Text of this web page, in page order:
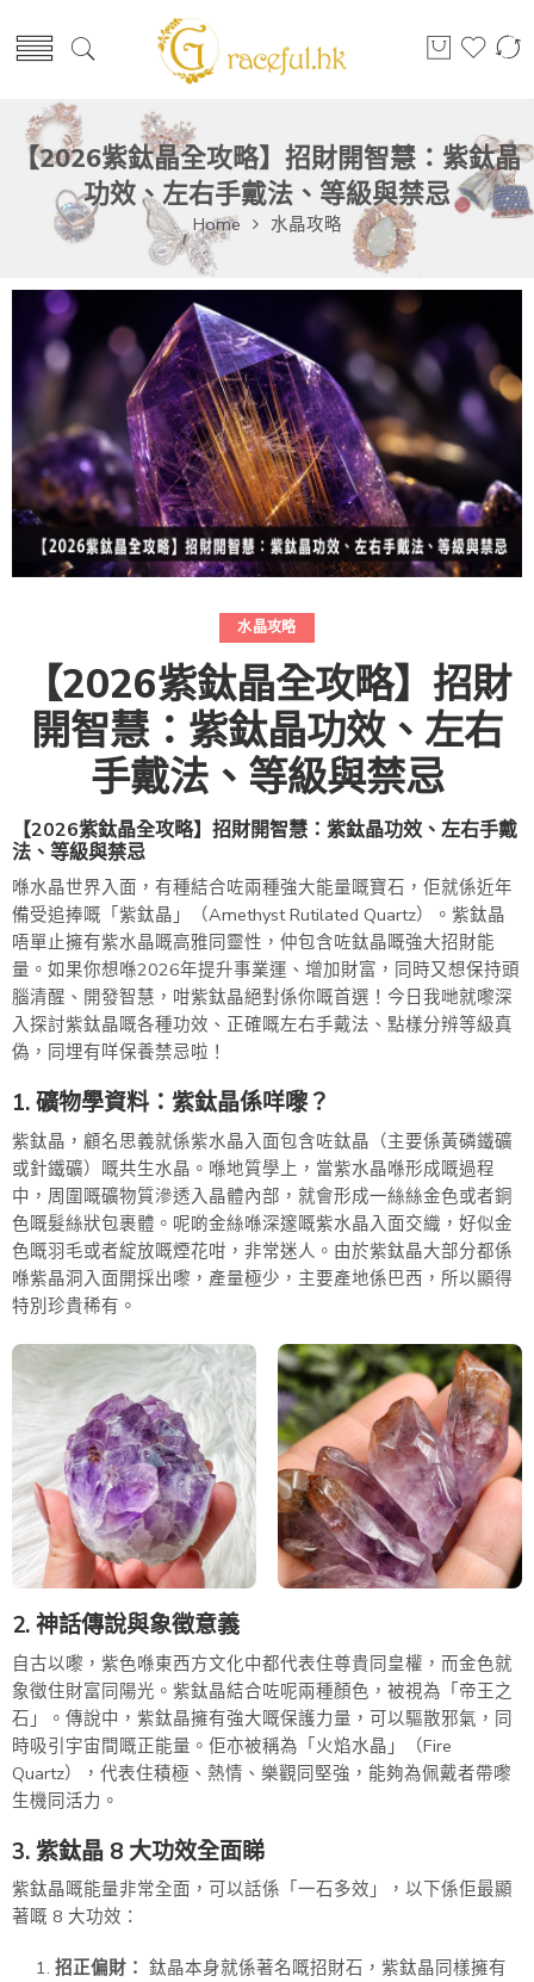
【2026紫鈦晶全攻略】招財開智慧：紫鈦晶
功效、左右手戴法、等級與禁忌
Home 水晶攻略
水晶攻略
【2026紫鈦晶全攻略】招財
開智慧：紫鈦晶功效、左右
手戴法、等級與禁忌
【2026紫鈦晶全攻略】招財開智慧：紫鈦晶功效、左右手戴
法、等級與禁忌
喺水晶世界入面，有種結合咗兩種強大能量嘅寶石，佢就係近年
備受追捧嘅「紫鈦晶」（Amethyst Rutilated Quartz）。紫鈦晶
唔單止擁有紫水晶嘅高雅同靈性，仲包含咗鈦晶嘅強大招財能
量。如果你想喺2026年提升事業運、增加財富，同時又想保持頭
腦清醒、開發智慧，咁紫鈦晶絕對係你嘅首選！今日我哋就嚟深
入探討紫鈦晶嘅各種功效、正確嘅左右手戴法、點樣分辨等級真
偽，同埋有咩保養禁忌啦！
1. 礦物學資料：紫鈦晶係咩嚟？
紫鈦晶，顧名思義就係紫水晶入面包含咗鈦晶（主要係黃磷鐵礦
或針鐵礦）嘅共生水晶。喺地質學上，當紫水晶喺形成嘅過程
中，周圍嘅礦物質滲透入晶體內部，就會形成一絲絲金色或者銅
色嘅髮絲狀包裹體。呢啲金絲喺深邃嘅紫水晶入面交織，好似金
色嘅羽毛或者綻放嘅煙花咁，非常迷人。由於紫鈦晶大部分都係
喺紫晶洞入面開採出嚟，產量極少，主要產地係巴西，所以顯得
特別珍貴稀有。
2. 神話傳說與象徵意義
自古以嚟，紫色喺東西方文化中都代表住尊貴同皇權，而金色就
象徵住財富同陽光。紫鈦晶結合咗呢兩種顏色，被視為「帝王之
石」。傳說中，紫鈦晶擁有強大嘅保護力量，可以驅散邪氣，同
時吸引宇宙間嘅正能量。佢亦被稱為「火焰水晶」（Fire
Quartz），代表住積極、熱情、樂觀同堅強，能夠為佩戴者帶嚟
生機同活力。
3. 紫鈦晶 8 大功效全面睇
紫鈦晶嘅能量非常全面，可以話係「一石多效」，以下係佢最顯
著嘅 8 大功效：
招正偏財： 鈦晶本身就係著名嘅招財石，紫鈦晶同樣擁有